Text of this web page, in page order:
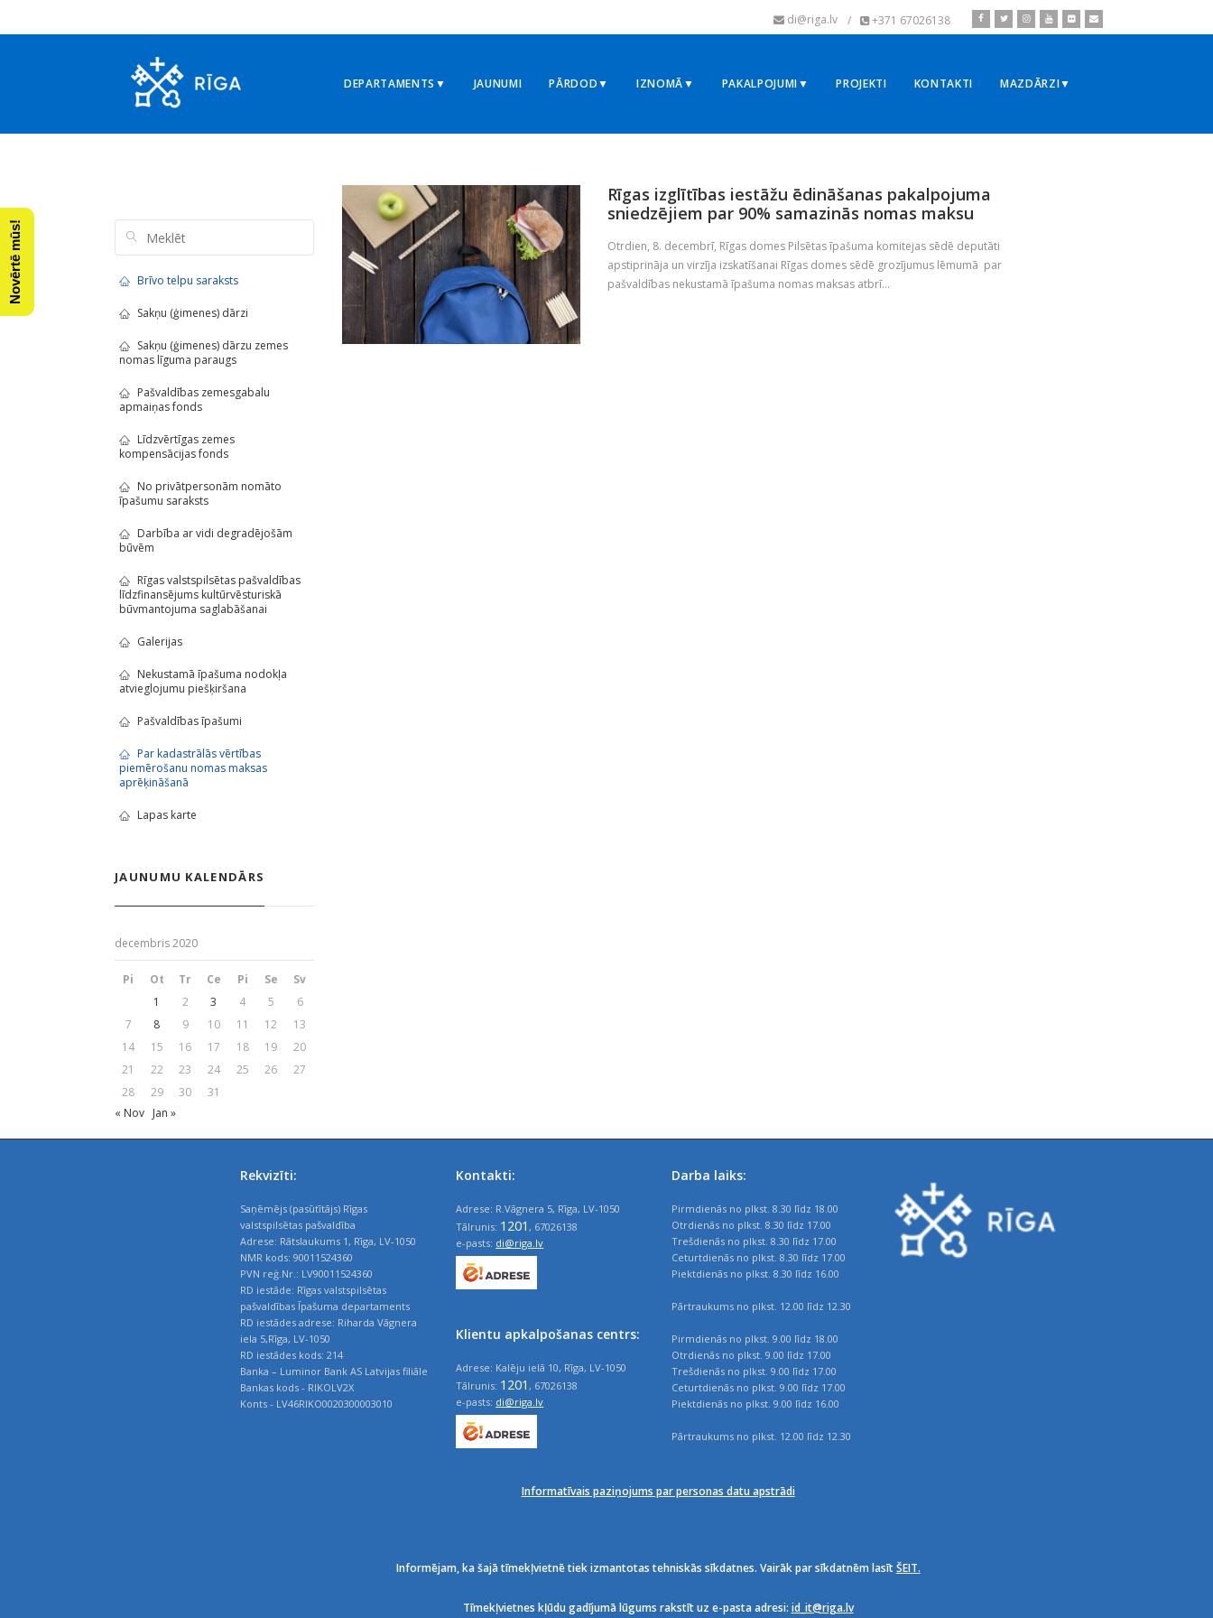
di@riga.lv / +371 67026138
DEPARTAMENTS▼ JAUNUMI PĀRDOD▼ IZNOMĀ▼ PAKALPOJUMI▼ PROJEKTI KONTAKTI MAZDĀRZI▼
Rīgas izglītības iestāžu ēdināšanas pakalpojuma
sniedzējiem par 90% samazinās nomas maksu
Otrdien, 8. decembrī, Rīgas domes Pilsētas īpašuma komitejas sēdē deputāti
apstiprināja un virzīja izskatīšanai Rīgas domes sēdē grozījumus lēmumā par
pašvaldības nekustamā īpašuma nomas maksas atbrī...
Brīvo telpu saraksts
Sakņu (ģimenes) dārzi
Sakņu (ģimenes) dārzu zemes
nomas līguma paraugs
Pašvaldības zemesgabalu
apmaiņas fonds
Līdzvērtīgas zemes
kompensācijas fonds
No privātpersonām nomāto
īpašumu saraksts
Darbība ar vidi degradējošām
būvēm
Rīgas valstspilsētas pašvaldības
līdzfinansējums kultūrvēsturiskā
būvmantojuma saglabāšanai
Galerijas
Nekustamā īpašuma nodokļa
atvieglojumu piešķiršana
Pašvaldības īpašumi
Par kadastrālās vērtības
piemērošanu nomas maksas
aprēķināšanā
Lapas karte
JAUNUMU KALENDĀRS
decembris 2020
Pi Ot Tr Ce Pi Se
Sv
1
2 3 4 5
6
7
8 9 10 11 12
13
14
15 16 17 18 19
20
21
22 23 24 25 26
27
28
29 30
31
« Nov Jan »
Rekvizīti:
Saņēmējs (pasūtītājs) Rīgas
valstspilsētas pašvaldība
Adrese: Rātslaukums 1, Rīga, LV-1050
NMR kods: 90011524360
PVN reģ.Nr.: LV90011524360
RD iestāde: Rīgas valstspilsētas
pašvaldības Īpašuma departaments
RD iestādes adrese: Riharda Vāgnera
iela 5,Rīga, LV-1050
RD iestādes kods: 214
Banka – Luminor Bank AS Latvijas filiāle
Bankas kods - RIKOLV2X
Konts - LV46RIKO0020300003010
Kontakti:
Adrese: R.Vāgnera 5, Rīga, LV-1050
Tālrunis: 1201, 67026138
e-pasts: di@riga.lv
Klientu apkalpošanas centrs:
Adrese: Kalēju ielā 10, Rīga, LV-1050
Tālrunis: 1201, 67026138
e-pasts: di@riga.lv
Darba laiks:
Pirmdienās no plkst. 8.30 līdz 18.00
Otrdienās no plkst. 8.30 līdz 17.00
Trešdienās no plkst. 8.30 līdz 17.00
Ceturtdienās no plkst. 8.30 līdz 17.00
Piektdienās no plkst. 8.30 līdz 16.00
Pārtraukums no plkst. 12.00 līdz 12.30
Pirmdienās no plkst. 9.00 līdz 18.00
Otrdienās no plkst. 9.00 līdz 17.00
Trešdienās no plkst. 9.00 līdz 17.00
Ceturtdienās no plkst. 9.00 līdz 17.00
Piektdienās no plkst. 9.00 līdz 16.00
Pārtraukums no plkst. 12.00 līdz 12.30
Informatīvais paziņojums par personas datu apstrādi
Informējam, ka šajā tīmekļvietnē tiek izmantotas tehniskās sīkdatnes. Vairāk par sīkdatnēm lasītŠEIT.
Tīmekļvietnes kļūdu gadījumā lūgums rakstīt uz e-pasta adresi: id_it@riga.lv
Novērtē mūs!